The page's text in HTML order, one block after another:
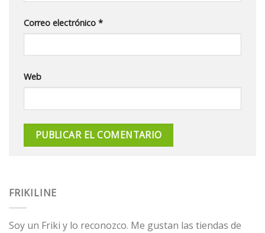
Correo electrónico *
Web
FRIKILINE
Soy un Friki y lo reconozco. Me gustan las tiendas de